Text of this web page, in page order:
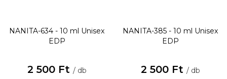
NANITA-634 - 10 ml Unisex
EDP
2 500 Ft / db
NANITA-385 - 10 ml Unisex
EDP
2 500 Ft / db